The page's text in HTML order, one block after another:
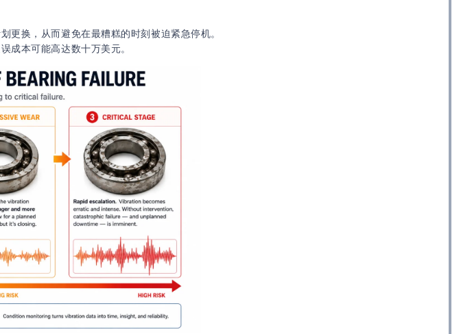
更换，从而避免在最糟糕的时刻被迫紧急停机。
成本可能高达数十万美元。